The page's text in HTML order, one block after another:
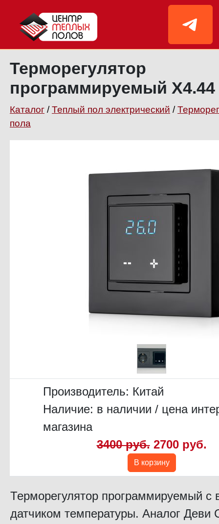
Терморегулятор
программируемый X4.44
Каталог /Теплый пол электрический /
пола
Производитель: Китай
Наличие: в наличии / цена
магазина
3400 руб. 2700 руб.
В корзину
Терморегулятор программируемый c
датчиком температуры. Аналог Деви